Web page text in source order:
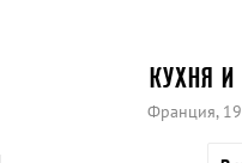
КУХНЯ
Франция,